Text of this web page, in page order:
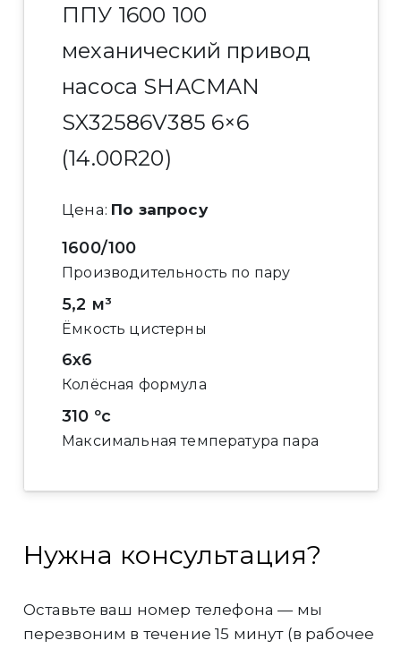
ППУ 1600 100
механический привод
насоса SHACMAN
SX32586V385 6×6
(14.00R20)
Цена: По запросу
Производительность по пару
1600/100
Ёмкость цистерны
5,2 м³
Колёсная формула
6x6
Максимальная температура пара
310 ºс
Нужна консультация?
Оставьте ваш номер телефона — мы
перезвоним в течение 15 минут (в рабочее